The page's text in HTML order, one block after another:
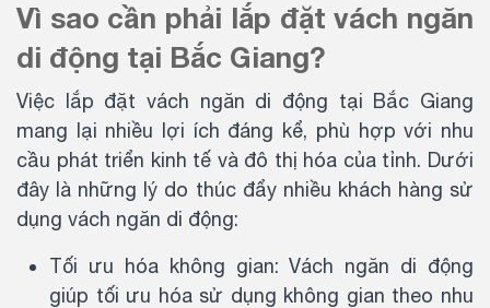
Vì sao cần phải lắp đặt vách ngăn
di động tại Bắc Giang?
Việc lắp đặt vách ngăn di động tại Bắc Giang
mang lại nhiều lợi ích đáng kể, phù hợp với nhu
cầu phát triển kinh tế và đô thị hóa của tỉnh. Dưới
đây là những lý do thúc đẩy nhiều khách hàng sử
dụng vách ngăn di động:
Tối ưu hóa không gian: Vách ngăn di động
giúp tối ưu hóa sử dụng không gian theo nhu